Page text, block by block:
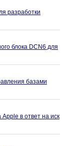
разработки
блока DCN6 для
базами
в ответ на иск